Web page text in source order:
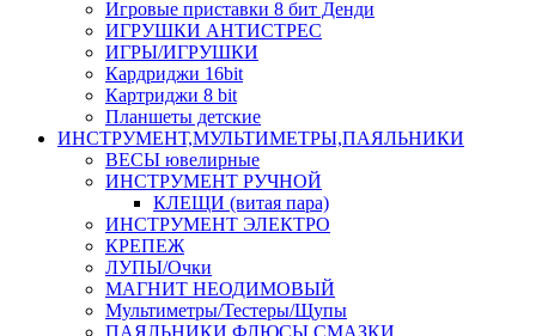
Игровые приставки 8 бит Денди
ИГРУШКИ АНТИСТРЕС
ИГРЫ/ИГРУШКИ
Кардриджи 16bit
Картриджи 8 bit
Планшеты детские
ИНСТРУМЕНТ,МУЛЬТИМЕТРЫ,ПАЯЛЬНИКИ
ВЕСЫ ювелирные
ИНСТРУМЕНТ РУЧНОЙ
КЛЕЩИ (витая пара)
ИНСТРУМЕНТ ЭЛЕКТРО
КРЕПЕЖ
ЛУПЫ/Очки
МАГНИТ НЕОДИМОВЫЙ
Мультиметры/Тестеры/Щупы
ПАЯЛЬНИКИ,ФЛЮСЫ,СМАЗКИ